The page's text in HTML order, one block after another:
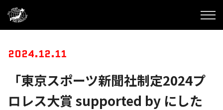
2024.12.11
「東京スポーツ新聞社制定2024プ
ロレス大賞 supported by にした